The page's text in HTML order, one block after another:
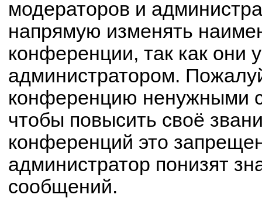
модераторов и
напрямую изменять
конференции, так как они
администратором.
конференцию ненужными
чтобы повысить своё
конференций это
администратор понизят
сообщений.